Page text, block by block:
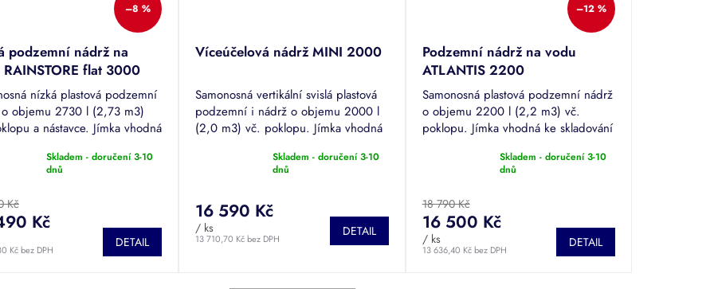
–8 %
podzemní nádrž na
flat 3000
nízká plastová podzemní
objemu 2730 l (2,73 m3)
a nástavce. Jímka vhodná
Skladem - doručení 3-10
dnů
Kč
Kč bez DPH
Kč
DETAIL
Víceúčelová nádrž MINI 2000
Samonosná vertikální svislá plastová
podzemní i nádrž o objemu 2000 l
(2,0 m3) vč. poklopu. Jímka vhodná
vody, nádrž je možné použít také...
je
5,0
z
Skladem - doručení 3-10
dnů
13 710,70 Kč bez DPH
16 590 Kč
/ ks DETAIL
–12 %
Podzemní nádrž na vodu
ATLANTIS 2200
Samonosná plastová podzemní nádrž
o objemu 2200 l (2,2 m3) vč.
poklopu. Jímka vhodná ke skladování
je možné pojíždět.
je
5,0
z
5
Skladem - doručení 3-10
dnů
18 790 Kč
13 636,40 Kč bez DPH
16 500 Kč
/ ks DETAIL